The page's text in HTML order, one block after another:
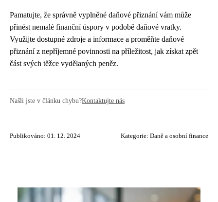
Pamatujte, že správně vyplněné daňové přiznání vám může
přinést nemalé finanční úspory v podobě daňové vratky.
Využijte dostupné zdroje a informace a proměňte daňové
přiznání z nepříjemné povinnosti na příležitost, jak získat zpět
část svých těžce vydělaných peněz.
Našli jste v článku chybu?Kontaktujte nás
Publikováno: 01. 12. 2024 Kategorie: Daně a osobní finance